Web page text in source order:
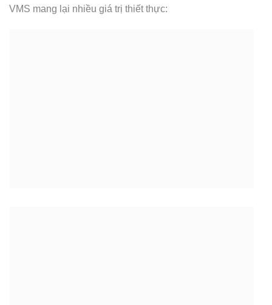
VMS mang lại nhiều giá trị thiết thực: